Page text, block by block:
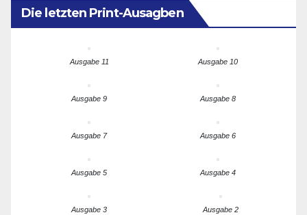
Die letzten Print-Ausagben
Ausgabe 11 Ausgabe 10
Ausgabe 9 Ausgabe 8
Ausgabe 7 Ausgabe 6
Ausgabe 5 Ausgabe 4
Ausgabe 3 Ausgabe 2